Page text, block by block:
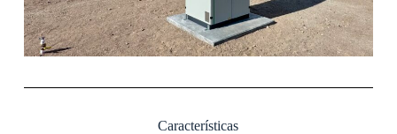
Características